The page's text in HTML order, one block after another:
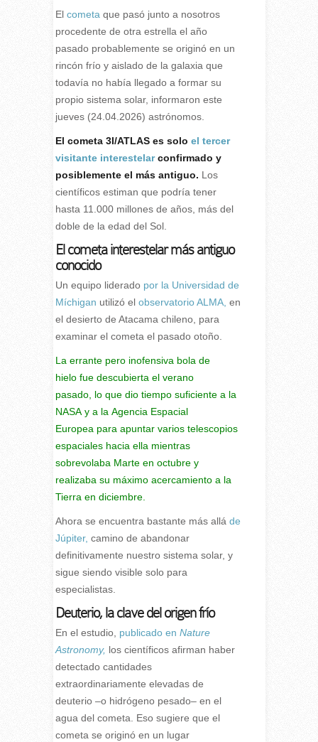
El cometa que pasó junto a nosotros
procedente de otra estrella el año
pasado probablemente se originó en un
rincón frío y aislado de la galaxia que
todavía no había llegado a formar su
propio sistema solar, informaron este
jueves (24.04.2026) astrónomos.
El cometa 3I/ATLAS es solo el tercer
visitante interestelarconfirmado y
posiblemente el más antiguo. Los
científicos estiman que podría tener
hasta 11.000 millones de años, más del
doble de la edad del Sol.
El cometa interestelar más antiguo
conocido
Un equipo liderado por la Universidad de
Míchigan utilizó el observatorio ALMA, en
el desierto de Atacama chileno, para
examinar el cometa el pasado otoño.
La errante pero inofensiva bola de
hielo fue descubierta el verano
pasado, lo que dio tiempo suficiente a la
NASAy a la Agencia Espacial
Europea para apuntar varios telescopios
espaciales hacia ella mientras
sobrevolaba Marteen octubre y
realizaba su máximo acercamiento a la
Tierra en diciembre.
Ahora se encuentra bastante más allá de
Júpiter, camino de abandonar
definitivamente nuestro sistema solar, y
sigue siendo visible solo para
especialistas.
Deuterio, la clave del origen frío
En el estudio, publicado en Nature
Astronomy, los científicos afirman haber
detectado cantidades
extraordinariamente elevadas de
deuterio –o hidrógeno pesado– en el
agua del cometa. Eso sugiere que el
cometa se originó en un lugar